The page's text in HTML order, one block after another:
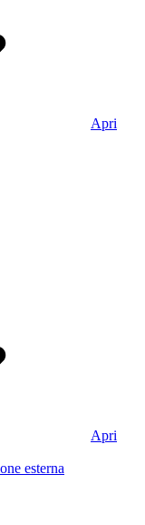
Apri
Apri
esterna